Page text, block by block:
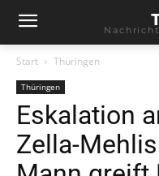
Start Thüringen
Thüringen
Eskalation
Zella-